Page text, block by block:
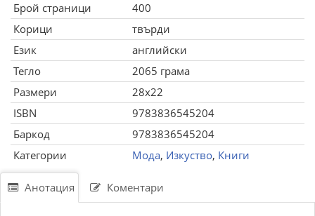
Брой страници
400
Корици
твърди
Език
английски
Тегло
2065 грама
Размери
28x22
ISBN
9783836545204
Баркод
9783836545204
Категории
Мода, Изкуство, Книги
Анотация Коментари